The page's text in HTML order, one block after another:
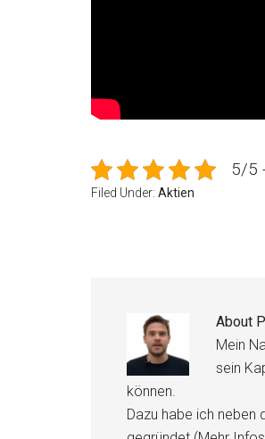
5/5
Filed Under: Aktien
About
Mein
sein
können.
Dazu habe ich neben